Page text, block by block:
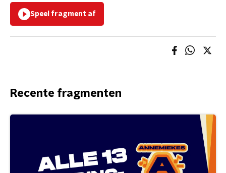
Speel fragment af
Recente fragmenten